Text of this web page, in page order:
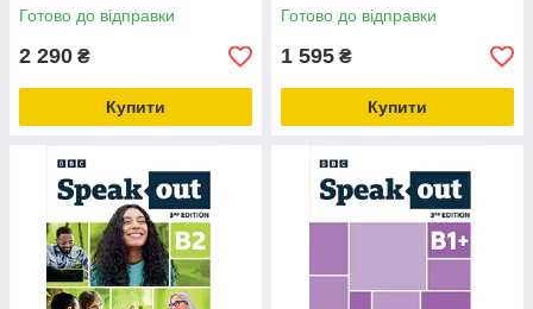
Готово до відправки
2 290 ₴
Купити
Готово до відправки
1 595 ₴
Купити